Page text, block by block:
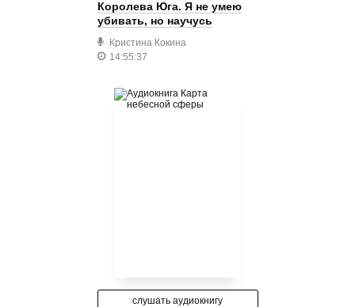
Королева Юга. Я не умею
убивать, но научусь
Кристина Кокина
14:55:37
слушать аудиокнигу